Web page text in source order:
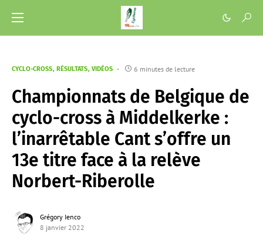
CYCLO-CROSS RÉSULTATS VIDÉOS 6 minutes de lecture
Championnats de Belgique de
cyclo-cross à Middelkerke :
l’inarrêtable Cant s’offre un
13e titre face à la relève
Norbert-Riberolle
Grégory Ienco
8 janvier 2022